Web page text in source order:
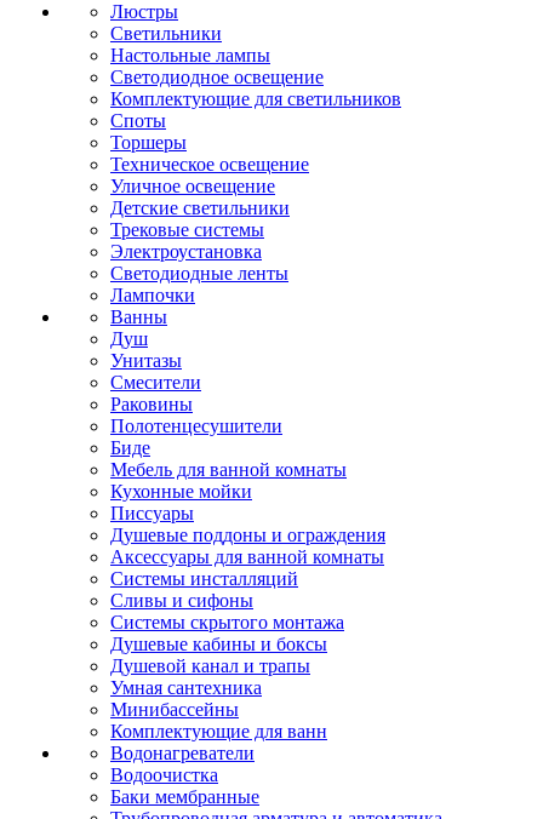
Люстры
Светильники
Настольные лампы
Светодиодное освещение
Комплектующие для светильников
Споты
Торшеры
Техническое освещение
Уличное освещение
Детские светильники
Трековые системы
Электроустановка
Светодиодные ленты
Лампочки
Ванны
Душ
Унитазы
Смесители
Раковины
Полотенцесушители
Биде
Мебель для ванной комнаты
Кухонные мойки
Писсуары
Душевые поддоны и ограждения
Аксессуары для ванной комнаты
Системы инсталляций
Сливы и сифоны
Системы скрытого монтажа
Душевые кабины и боксы
Душевой канал и трапы
Умная сантехника
Минибассейны
Комплектующие для ванн
Водонагреватели
Водоочистка
Баки мембранные